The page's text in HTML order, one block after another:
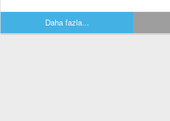
Daha fazla...